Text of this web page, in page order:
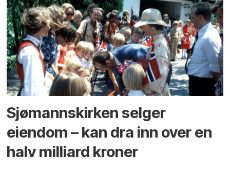
Sjømannskirken selger
eiendom – kan dra inn over en
halv milliard kroner